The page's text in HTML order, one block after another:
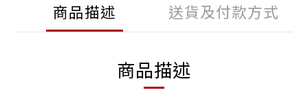
商品描述 送貨及付款方式
商品描述